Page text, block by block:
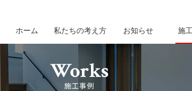
ホーム 私たちの考え方 お知らせ 施
Works
施工事例